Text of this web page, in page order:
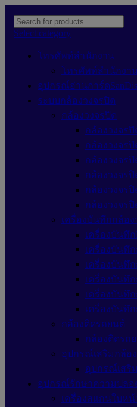
Select category
โทรศัพท์สำนักงาน
โทรศัพท์สำนักงาน
อุปกรณ์อ่านการ์ด
ระบบกล้องวงจรปิด
กล้องวงจรปิด
กล้องวงจรปิ
กล้องวงจรปิ
กล้องวงจรปิ
กล้องวงจรปิ
กล้องวงจรปิ
กล้องวงจรปิ
เครื่องบันทึกกล้อง
เครื่องบันทึก
เครื่องบันทึ
เครื่องบันทึ
เครื่องบันทึ
เครื่องบันทึก
เครื่องบันทึ
กล้องติดรถยนต์
กล้องติดรถ
อุปกรณ์เสริมกล้อง
อุปกรณ์เสริ
อุปกรณ์รักษาความปลอ
เครื่องสแกนใบหน้